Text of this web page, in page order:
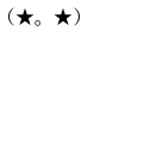
★。★）